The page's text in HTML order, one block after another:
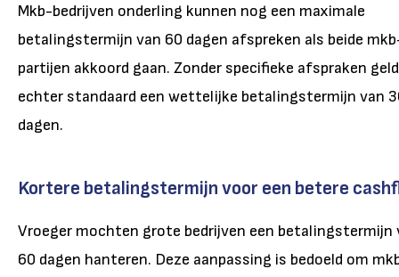
Mkb-bedrijven onderling kunnen nog een maximale
betalingstermijn van 60 dagen afspreken als beide
partijen akkoord gaan. Zonder specifieke afspraken
echter standaard een wettelijke betalingstermijn van
dagen.
Kortere betalingstermijn voor een betere
Vroeger mochten grote bedrijven een betalingstermijn
60 dagen hanteren. Deze aanpassing is bedoeld om